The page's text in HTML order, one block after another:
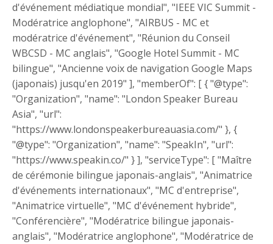
d'événement médiatique mondial", "IEEE VIC Summit -
Modératrice anglophone", "AIRBUS - MC et
modératrice d'événement", "Réunion du Conseil
WBCSD - MC anglais", "Google Hotel Summit - MC
bilingue", "Ancienne voix de navigation Google Maps
(japonais) jusqu'en 2019" ], "memberOf": [ { "@type":
"Organization", "name": "London Speaker Bureau
Asia", "url":
"https://www.londonspeakerbureauasia.com/" }, {
"@type": "Organization", "name": "SpeakIn", "url":
"https://www.speakin.co/" } ], "serviceType": [ "Maître
de cérémonie bilingue japonais-anglais", "Animatrice
d'événements internationaux", "MC d'entreprise",
"Animatrice virtuelle", "MC d'événement hybride",
"Conférencière", "Modératrice bilingue japonais-
anglais", "Modératrice anglophone", "Modératrice de